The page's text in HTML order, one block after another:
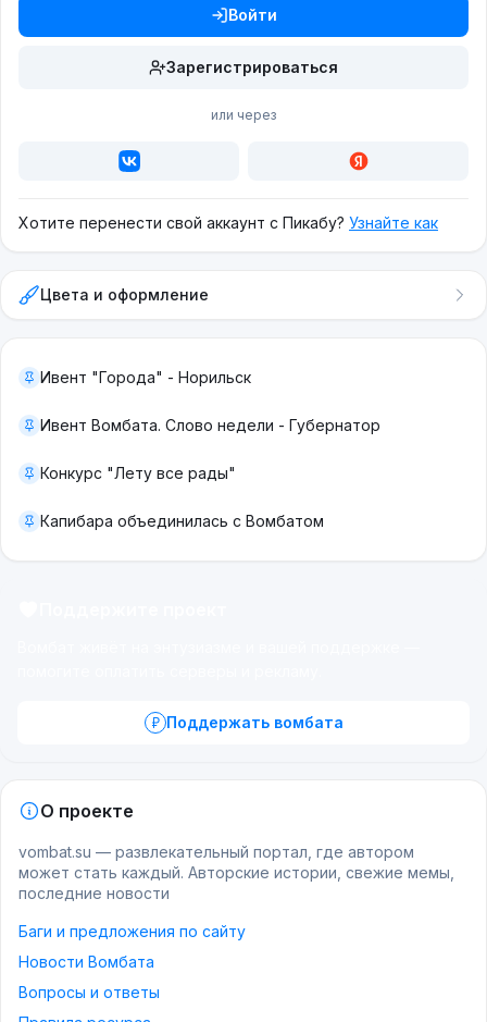
Войти
Зарегистрироваться
или через
Хотите перенести свой аккаунт с Пикабу? Узнайте как
Цвета и оформление
Ивент "Города" - Норильск
Ивент Вомбата. Слово недели - Губернатор
Конкурс "Лету все рады"
Капибара объединилась с Вомбатом
Поддержать вомбата
О проекте
vombat.su — развлекательный портал, где автором
может стать каждый. Авторские истории, свежие мемы,
последние новости
Баги и предложения по сайту
Новости Вомбата
Вопросы и ответы